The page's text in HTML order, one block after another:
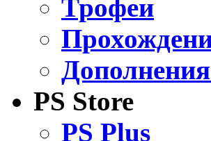
Трофеи
PS Store
PS Plus